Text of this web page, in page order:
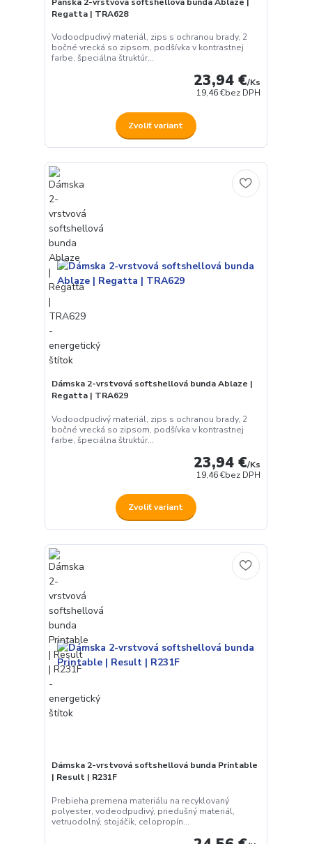
Regatta | TRA628
Vodoodpudivý materiál, zips s ochranou brady, 2
bočné vrecká so zipsom, podšívka v kontrastnej
farbe, špeciálna štruktúr...
23,94 €/Ks
19,46 €bez DPH
Zvoliť variant
Dámska 2-vrstvová softshellová bunda Ablaze |
Regatta | TRA629
Vodoodpudivý materiál, zips s ochranou brady, 2
bočné vrecká so zipsom, podšívka v kontrastnej
farbe, špeciálna štruktúr...
23,94 €/Ks
19,46 €bez DPH
Zvoliť variant
Dámska 2-vrstvová softshellová bunda Printable
| Result | R231F
Prebieha premena materiálu na recyklovaný
polyester, vodeodpudivý, priedušný materiál,
vetruodolný, stojáčik, celopropín...